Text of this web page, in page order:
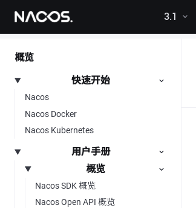
跳转到内容 3.1
概览
快速开始
Nacos
Nacos Docker
Nacos Kubernetes
用户手册
概览
Nacos SDK 概览
Nacos Open API 概览